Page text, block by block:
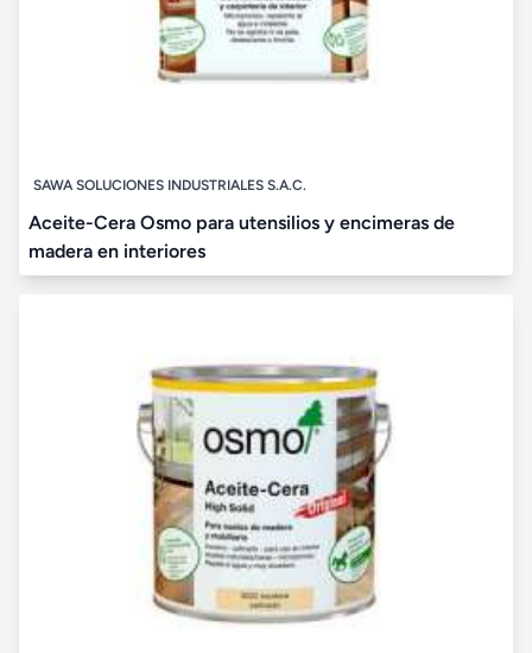
SAWA SOLUCIONES INDUSTRIALES S.A.C.
Aceite-Cera Osmo para utensilios y encimeras de
madera en interiores